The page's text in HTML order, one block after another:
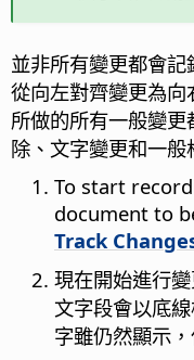
並非所有變更都會
從向左對齊變更為
所做的所有一般變
除、文字變更和一般
To start
document to
Track
現在開始進行
文字段會以底
字雖仍然顯示